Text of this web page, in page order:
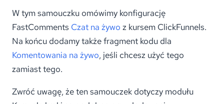
W tym samouczku omówimy konfigurację
FastComments Czat na żywo z kursem ClickFunnels.
Na końcu dodamy także fragment kodu dla
Komentowania na żywo, jeśli chcesz użyć tego
zamiast tego.
Zwróć uwagę, że ten samouczek dotyczy modułu